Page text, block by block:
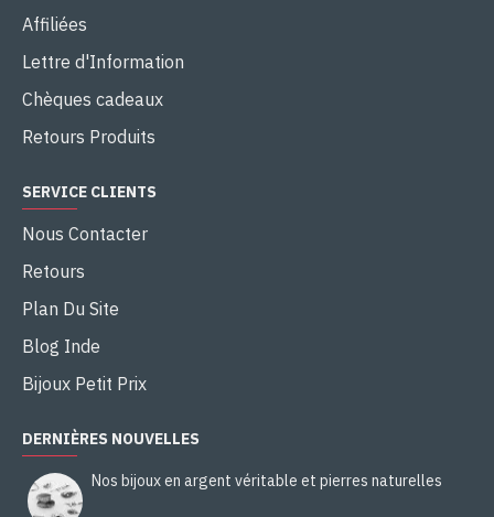
Affiliées
Lettre d'Information
Chèques cadeaux
Retours Produits
SERVICE CLIENTS
Nous Contacter
Retours
Plan Du Site
Blog Inde
Bijoux Petit Prix
DERNIÈRES NOUVELLES
Nos bijoux en argent véritable et pierres naturelles